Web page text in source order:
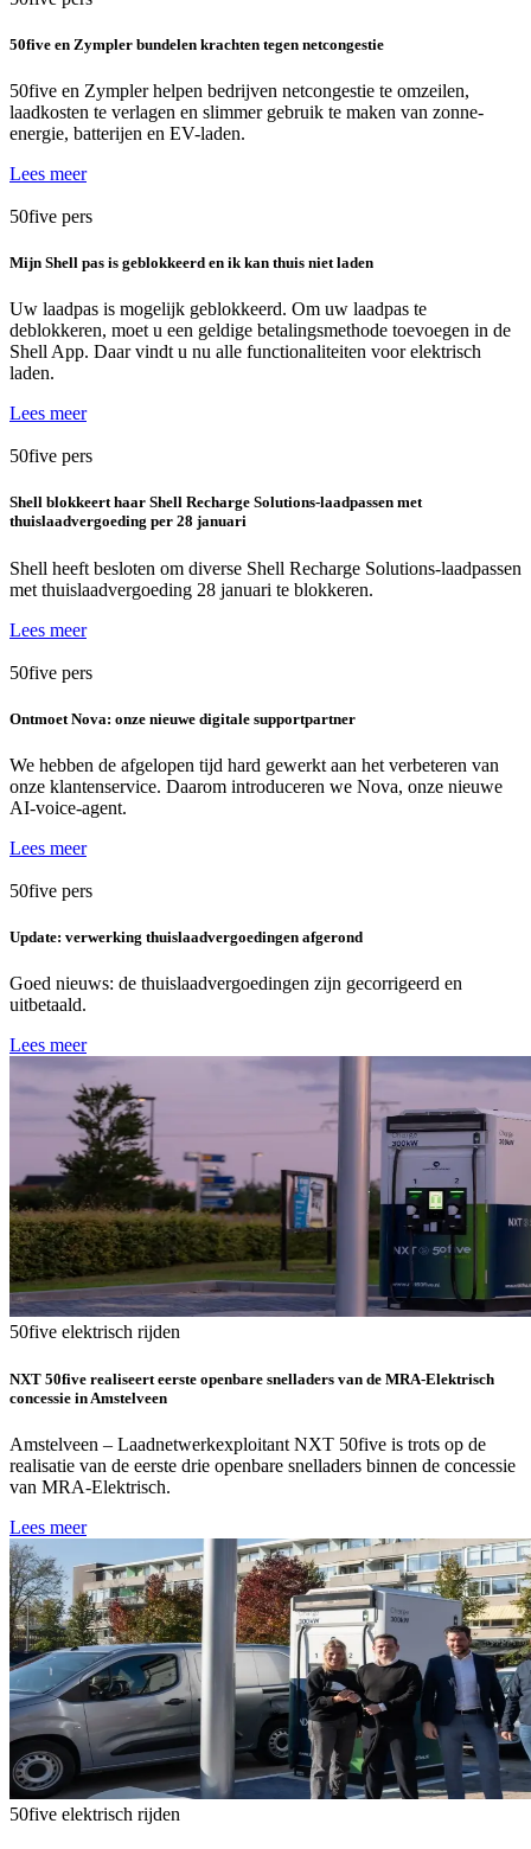
50five en Zympler bundelen krachten tegen netcongestie
50five en Zympler helpen bedrijven netcongestie te omzeilen,
laadkosten te verlagen en slimmer gebruik te maken van zonne-
energie, batterijen en EV-laden.
Lees meer
50five pers
Mijn Shell pas is geblokkeerd en ik kan thuis niet laden
Uw laadpas is mogelijk geblokkeerd. Om uw laadpas te
deblokkeren, moet u een geldige betalingsmethode toevoegen in de
Shell App. Daar vindt u nu alle functionaliteiten voor elektrisch
laden.
Lees meer
50five pers
Shell blokkeert haar Shell Recharge Solutions-laadpassen met
thuislaadvergoeding per 28 januari
Shell heeft besloten om diverse Shell Recharge Solutions-laadpassen
met thuislaadvergoeding 28 januari te blokkeren.
Lees meer
50five pers
Ontmoet Nova: onze nieuwe digitale supportpartner
We hebben de afgelopen tijd hard gewerkt aan het verbeteren van
onze klantenservice. Daarom introduceren we Nova, onze nieuwe
AI-voice-agent.
Lees meer
50five pers
Update: verwerking thuislaadvergoedingen afgerond
Goed nieuws: de thuislaadvergoedingen zijn gecorrigeerd en
uitbetaald.
Lees meer
50five elektrisch rijden
NXT 50five realiseert eerste openbare snelladers van de MRA-Elektrisch
concessie in Amstelveen
Amstelveen – Laadnetwerkexploitant NXT 50five is trots op de
realisatie van de eerste drie openbare snelladers binnen de concessie
van MRA-Elektrisch.
Lees meer
50five elektrisch rijden